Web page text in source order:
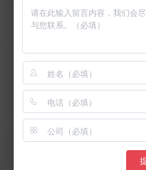
红圈云